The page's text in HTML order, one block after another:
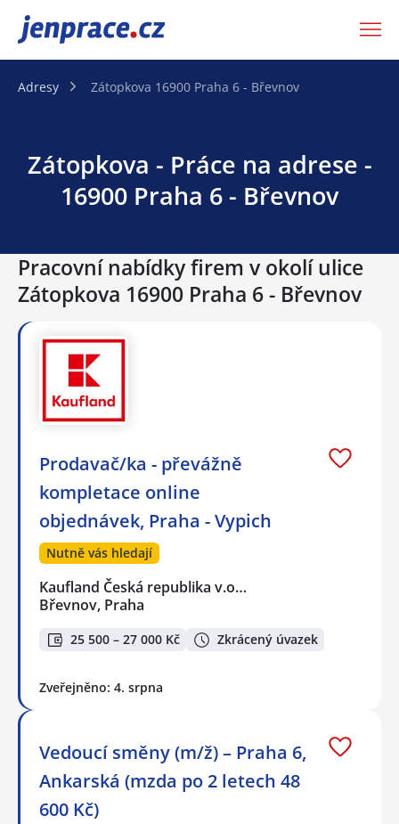
JenPráce.cz
Adresy Zátopkova 16900 Praha 6 - Břevnov
Zátopkova - Práce na adrese -
16900 Praha 6 - Břevnov
Pracovní nabídky firem v okolí ulice
Zátopkova 16900 Praha 6 - Břevnov
Prodavač/ka - převážně
kompletace online
objednávek, Praha - Vypich
Nutně vás hledají
Kaufland Česká republika v.o…
Břevnov, Praha
25 500 – 27 000 Kč Zkrácený úvazek
Zveřejněno: 4. srpna
Vedoucí směny (m/ž) – Praha 6,
Ankarská (mzda po 2 letech 48
600 Kč)